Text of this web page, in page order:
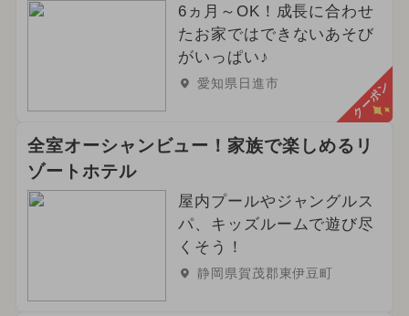
6ヵ月～OK！成長に合わせ
たお家ではできないあそび
がいっぱい♪
愛知県日進市 クーポン
全室オーシャンビュー！家族で楽しめるリ
ゾートホテル
屋内プールやジャングルス
パ、キッズルームで遊び尽
くそう！
静岡県賀茂郡東伊豆町